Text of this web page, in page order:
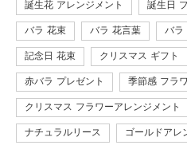
誕生花 アレンジメント 誕生日
バラ 花束 バラ 花言葉 バラ
記念日 花束 クリスマス ギフト
赤バラ プレゼント 季節感 フラ
クリスマス フラワーアレンジメント
ナチュラルリース ゴールドアレ